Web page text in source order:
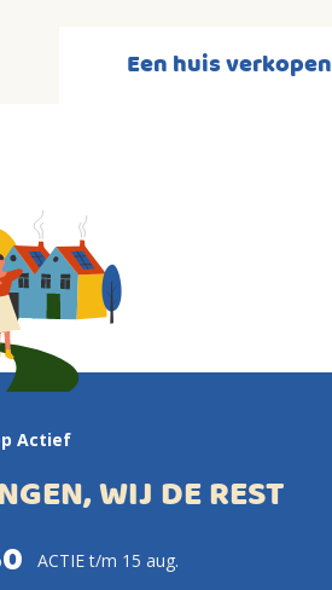
Een huis verkopen
Actief
WIJ DE REST
ACTIE t/m 15 aug.